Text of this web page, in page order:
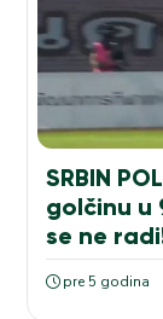
SRBIN
golčinu u
se ne
pre 5 godina